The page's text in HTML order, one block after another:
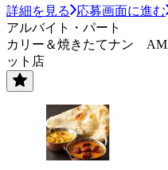
詳細を見る
応募画面に進む
アルバイト・パート
カリー＆焼きたてナン
ット店